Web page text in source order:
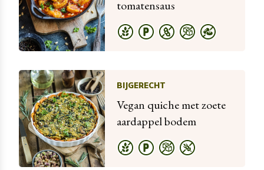
tomatensaus
BIJGERECHT
Vegan quiche met zoete
aardappel bodem